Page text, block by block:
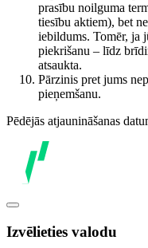
prasību noilguma
tiesību aktiem), bet
iebildums. Tomēr, ja
piekrišanu – līdz
atsaukta.
Pārzinis pret jums
pieņemšanu.
Pēdējās atjaunināšanas
Izvēlieties valodu